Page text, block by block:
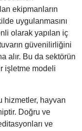
ekipmanların
uygulanmasını
olarak yapılan iç
güvenilirliğini
alır. Bu da sektörün
işletme modeli
hizmetler, hayvan
Doğru ve
ve